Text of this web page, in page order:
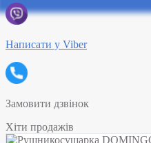
Написати у Viber
Замовити дзвінок
Хіти продажів